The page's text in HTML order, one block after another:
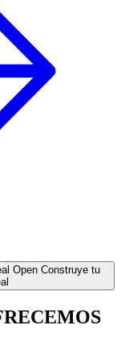
Open Construye tu